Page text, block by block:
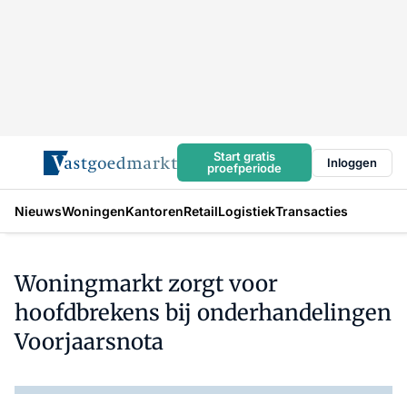
Start gratis
proefperiode
Inloggen
NieuwsWoningenKantorenRetailLogistiekTransacties
Woningmarkt zorgt voor
hoofdbrekens bij onderhandelingen
Voorjaarsnota